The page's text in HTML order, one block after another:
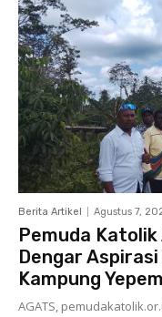
Berita Artikel Agustus 7,
Pemuda
Dengar
Kampung Yepem
AGATS,